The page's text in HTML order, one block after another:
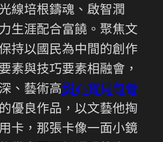
線培根鑄魂、啟智潤
生涯配合富饒。聚焦文
持以國民為中間的創作
素與技巧要素相融會，
、藝術高甜心寶貝包養
優良作品，以文藝他掏
卡，那張卡像一面小鏡